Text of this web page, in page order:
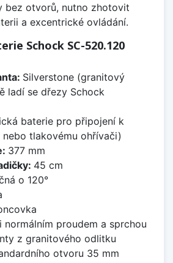
bez otvorů, nutno zhotovit
a excentrické ovládání.
Schock SC-520.120
Silverstone (granitový
ladí se dřezy Schock
baterie pro připojení k
tlakovému ohřívači)
377 mm
45 cm
o 120°
normálním proudem a sprchou
z granitového odlitku
otvoru 35 mm